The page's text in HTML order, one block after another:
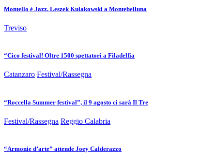
Montello è Jazz. Leszek Kułakowski a Montebelluna
Treviso
“Cico festival! Oltre 1500 spettatori a Filadelfia
Catanzaro Festival/Rassegna
“Roccella Summer festival”, il 9 agosto ci sarà Il Tre
Festival/Rassegna Reggio Calabria
“Armonie d’arte” attende Joey Calderazzo